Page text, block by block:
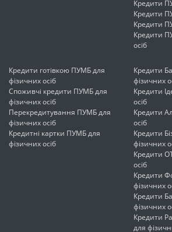
Кредити
Кредити
Кредити
Кредити
осіб
Кредити готівкою ПУМБ для
фізичних осіб
Споживчі кредити ПУМБ для
фізичних осіб
Перекредитування ПУМБ для
фізичних осіб
Кредитні картки ПУМБ для
фізичних осіб
Кредити
фізичних
Кредити
осіб
Кредити
осіб
Кредити
фізичних
Кредити
осіб
Кредити
фізичних
Кредити
фізичних
Кредити
для